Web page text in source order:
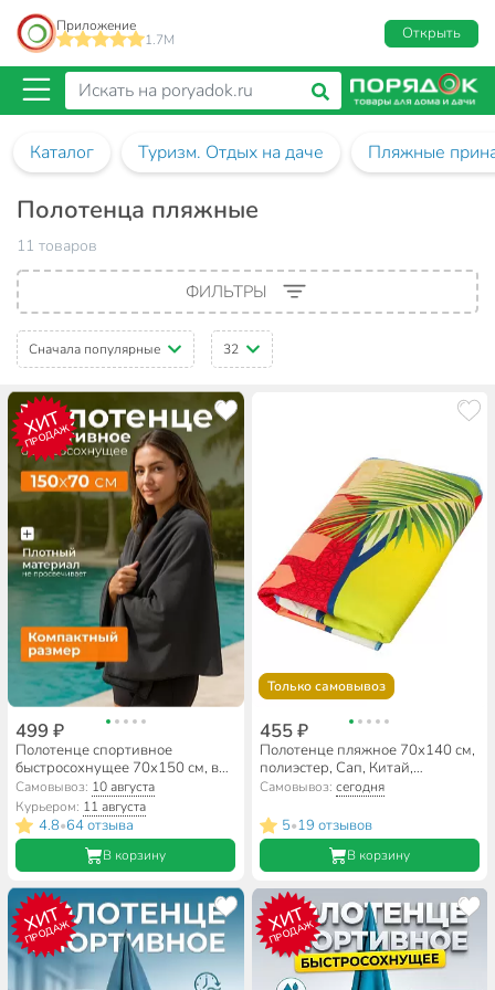
Приложение
1.7M
Открыть
Каталог Туризм. Отдых на даче Пляжные
Полотенца пляжные
11 товаров
ФИЛЬТРЫ
Сначала популярные 32
ХИТ
ПРОДАЖ
499 ₽
Полотенце спортивное
быстросохнущее 70х150 см, в
чехле, Китай, Y6-1948
Самовывоз: 10 августа
Курьером: 11 августа
4.8•64 отзыва
В корзину
Только самовывоз
455 ₽
Полотенце пляжное 70х140 см,
полиэстер, Сап, Китай,
A160111
Самовывоз: сегодня
5•19 отзывов
В корзину
ХИТ
ПРОДАЖ ХИТ
ПРОДАЖ